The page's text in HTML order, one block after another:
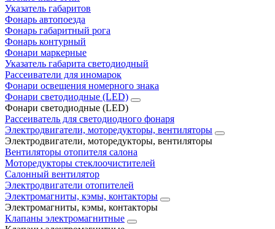
Указатель габаритов
Фонарь автопоезда
Фонарь габаритный рога
Фонарь контурный
Фонари маркерные
Указатель габарита светодиодный
Рассеиватели для иномарок
Фонари освещения номерного знака
Фонари светодиодные (LED)
Фонари светодиодные (LED)
Рассеиватель для светодиодного фонаря
Электродвигатели, моторедукторы, вентиляторы
Электродвигатели, моторедукторы, вентиляторы
Вентиляторы отопителя салона
Моторедукторы стеклоочистителей
Салонный вентилятор
Электродвигатели отопителей
Электромагниты, кэмы, контакторы
Электромагниты, кэмы, контакторы
Клапаны электромагнитные